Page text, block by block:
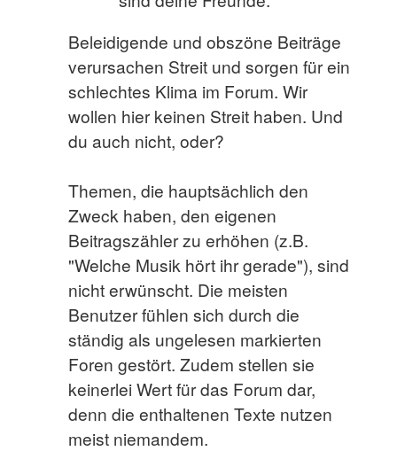
Beleidigende und obszöne Beiträge
verursachen Streit und sorgen für ein
schlechtes Klima im Forum. Wir
wollen hier keinen Streit haben. Und
du auch nicht, oder?
Themen, die hauptsächlich den
Zweck haben, den eigenen
Beitragszähler zu erhöhen (z.B.
"Welche Musik hört ihr gerade"), sind
nicht erwünscht. Die meisten
Benutzer fühlen sich durch die
ständig als ungelesen markierten
Foren gestört. Zudem stellen sie
keinerlei Wert für das Forum dar,
denn die enthaltenen Texte nutzen
meist niemandem.